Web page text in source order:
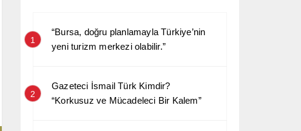
1
“Bursa, doğru planlamayla Türkiye’nin
yeni turizm merkezi olabilir.”
2
Gazeteci İsmail Türk Kimdir?
“Korkusuz ve Mücadeleci Bir Kalem”